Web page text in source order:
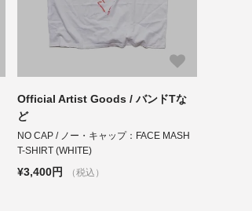
Official Artist Goods / バンドTな
ど
NO CAP / ノー・キャップ：FACE MASH
T-SHIRT (WHITE)
¥3,400円 （税込）